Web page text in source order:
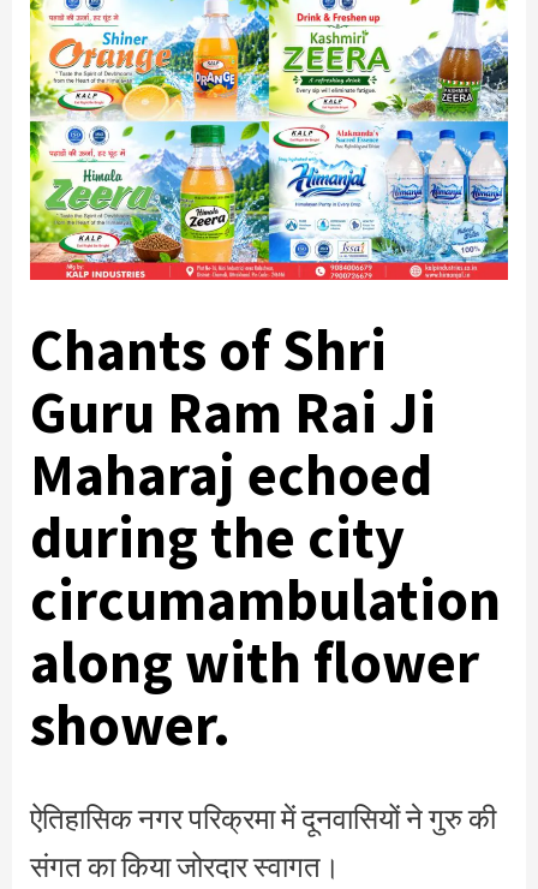
Chants of Shri
Guru Ram Rai Ji
Maharaj echoed
during the city
circumambulation
along with flower
shower.
ऐतिहासिक नगर परिक्रमा में दूनवासियों ने गुरु की
संगत का किया जोरदार स्वागत।